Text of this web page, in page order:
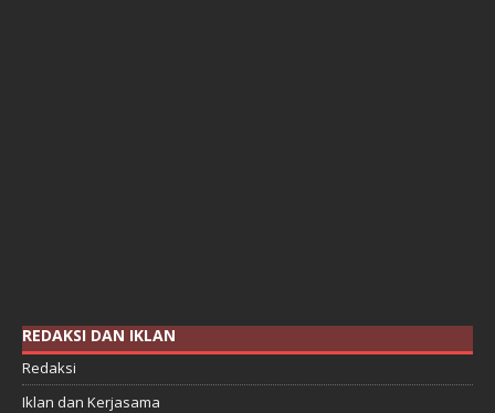
REDAKSI DAN IKLAN
Redaksi
Iklan dan Kerjasama